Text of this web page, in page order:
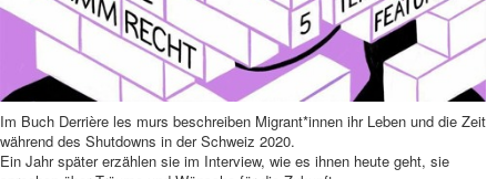
Im Buch Derrière les murs beschreiben Migrant*innen ihr Leben und die Zeit
während des Shutdowns in der Schweiz 2020.
Ein Jahr später erzählen sie im Interview, wie es ihnen heute geht, sie